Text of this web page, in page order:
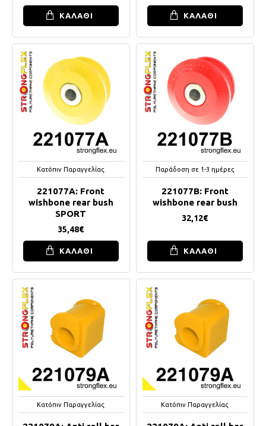
ΚΑΛΑΘΙ ΚΑΛΑΘΙ
Κατόπιν Παραγγελίας
221077A: Front
wishbone rear bush
SPORT
35,48€
ΚΑΛΑΘΙ
Παράδοση σε 1-3 ημέρες
221077B: Front
wishbone rear bush
32,12€
ΚΑΛΑΘΙ
Κατόπιν Παραγγελίας Κατόπιν Παραγγελίας